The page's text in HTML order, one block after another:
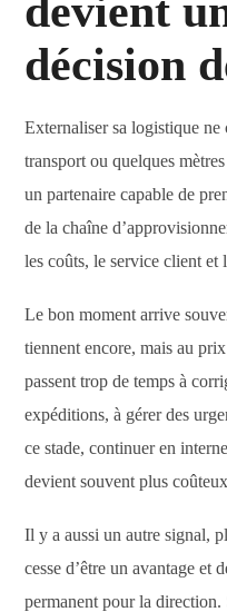
devient
décision
Externaliser sa logistique ne
transport ou quelques
un partenaire capable de
de la chaîne
les coûts, le service client et
Le bon moment arrive
tiennent encore, mais au
passent trop de temps à
expéditions, à gérer des
ce stade, continuer en
devient souvent plus
Il y a aussi un autre signal,
cesse d’être un avantage et
permanent pour la